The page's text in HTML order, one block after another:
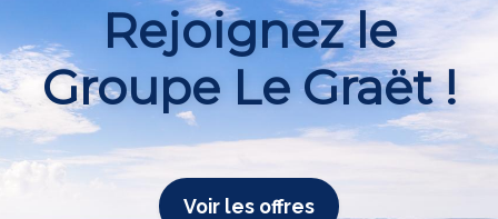
Rejoignez le
Groupe Le Graët !
Voir les offres